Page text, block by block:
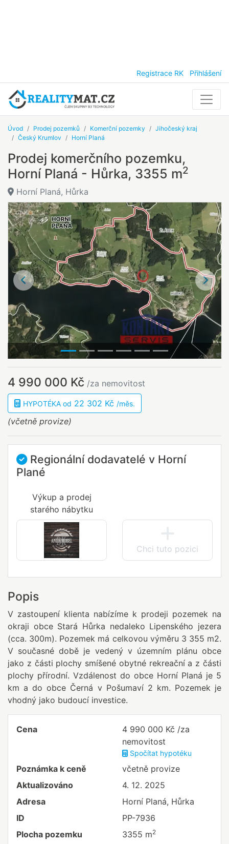
Registrace RK Přihlášení
Úvod Prodej pozemků Komerční pozemky
Jihočeský kraj
Český Krumlov
Horní Planá
Prodej komerčního pozemku,
Horní Planá - Hůrka, 3355 m2
Horní Planá, Hůrka
Předchozí Další
4 990 000 Kč /za nemovitost
HYPOTÉKA od 22 302 Kč /měs.
(včetně provize)
Regionální dodavatelé v Horní
Plané
Výkup a prodej
starého nábytku
Chci tuto pozici
Popis
V zastoupení klienta nabízíme k prodeji pozemek na
okraji obce Stará Hůrka nedaleko Lipenského jezera
(cca. 300m). Pozemek má celkovou výměru 3 355 m2.
V současné době je vedený v územním plánu obce
jako z části plochy smíšené obytné rekreační a z části
plochy přírodní. Vzdálenost do obce Horní Planá je 5
km a do obce Černá v Pošumaví 2 km. Pozemek je
vhodný jako budoucí investice.
Cena
4 990 000 Kč /za
nemovitost
Spočítat hypotéku
Poznámka k ceně
včetně provize
Aktualizováno
4. 12. 2025
Adresa
Horní Planá, Hůrka
ID
PP-7936
Plocha pozemku
3355 m2